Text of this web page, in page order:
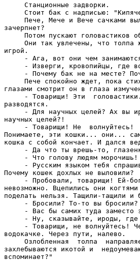
     Станционные задворки.
Стоит бак с надписью:
Пече, Мече и Вече сачками
зачерпнет?
Потом пускают головастиков
Они так увлечены, что толпа
игрой.
- Ага, вот они чем
- Изверги, кровопийцы, где
- Почему бак не на месте?
Пече спокойно ждет, пока
глазами смотрит он в глаза
- Товарищи! Эти
разводятся.
- Для научных целей? Ах вы
научных целей?!
- Товарищи! Не  волнуйтесь!
Понимаете, эти кошки... они...
кошка с собой кончает. И дался
- Да что ты врешь-то,
     - Что голову людям морочишь!
- Русским языком тебя
Почему кошек дохлых не выловили?
- Пробовали, товарищи! Ей-
невозможно. Вцепились они
поделать нельзя. Тащили-тащили и
     - Бросили? То-то вы бросили?
- Вас бы самих туда заместо
- Ну, сказывайте, ироды, где
- Товарищи, не волнуйтесь!
водокачке. Через пути, налево.
Озлобленная  толпа
захлебываются икотой и
вспоминает?"